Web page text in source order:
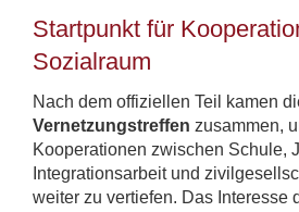
Startpunkt für
Sozialraum
Nach dem offiziellen Teil kamen
Vernetzungstreffen zusammen,
Kooperationen zwischen Schule,
Integrationsarbeit und
weiter zu vertiefen. Das Interesse